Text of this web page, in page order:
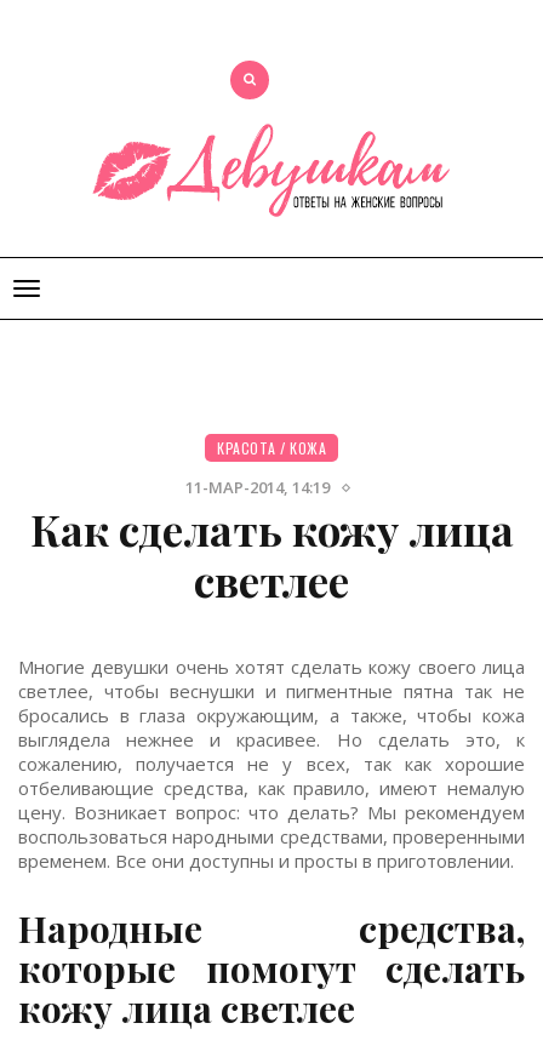
Открыть
меню
КРАСОТА / КОЖА
11-МАР-2014, 14:19
Как сделать кожу лица
светлее
Многие девушки очень хотят сделать кожу своего лица
светлее, чтобы веснушки и пигментные пятна так не
бросались в глаза окружающим, а также, чтобы кожа
выглядела нежнее и красивее. Но сделать это, к
сожалению, получается не у всех, так как хорошие
отбеливающие средства, как правило, имеют немалую
цену. Возникает вопрос: что делать? Мы рекомендуем
воспользоваться народными средствами, проверенными
временем. Все они доступны и просты в приготовлении.
Народные средства,
которые помогут сделать
кожу лица светлее